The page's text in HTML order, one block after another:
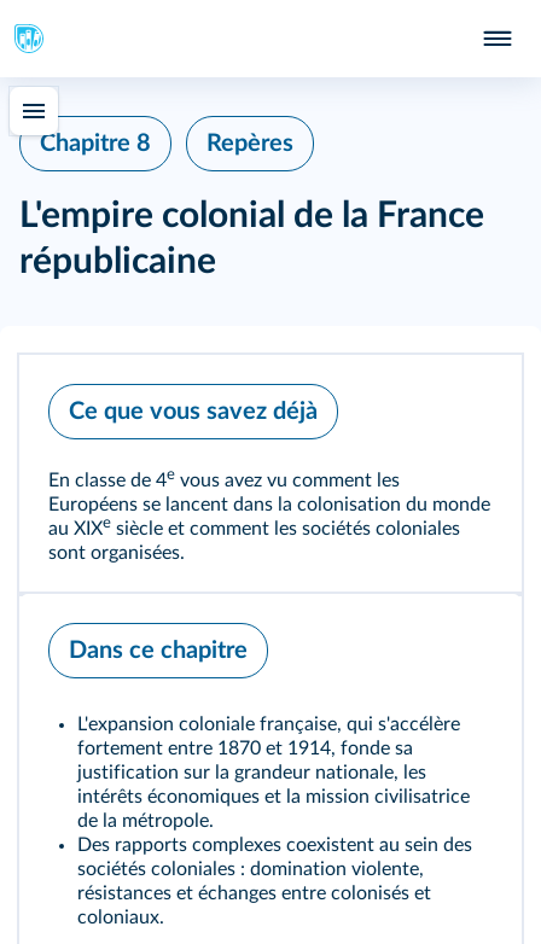
Chapitre 8 Repères
L'empire colonial de la France
républicaine
Ce que vous savez déjà
En classe de 4e vous avez vu comment les
Européens se lancent dans la colonisation du monde
au XIXe siècle et comment les sociétés coloniales
sont organisées.
Dans ce chapitre
L'expansion coloniale française, qui s'accélère
fortement entre 1870 et 1914, fonde sa
justification sur la grandeur nationale, les
intérêts économiques et la mission civilisatrice
de la métropole.
Des rapports complexes coexistent au sein des
sociétés coloniales : domination violente,
résistances et échanges entre colonisés et
coloniaux.